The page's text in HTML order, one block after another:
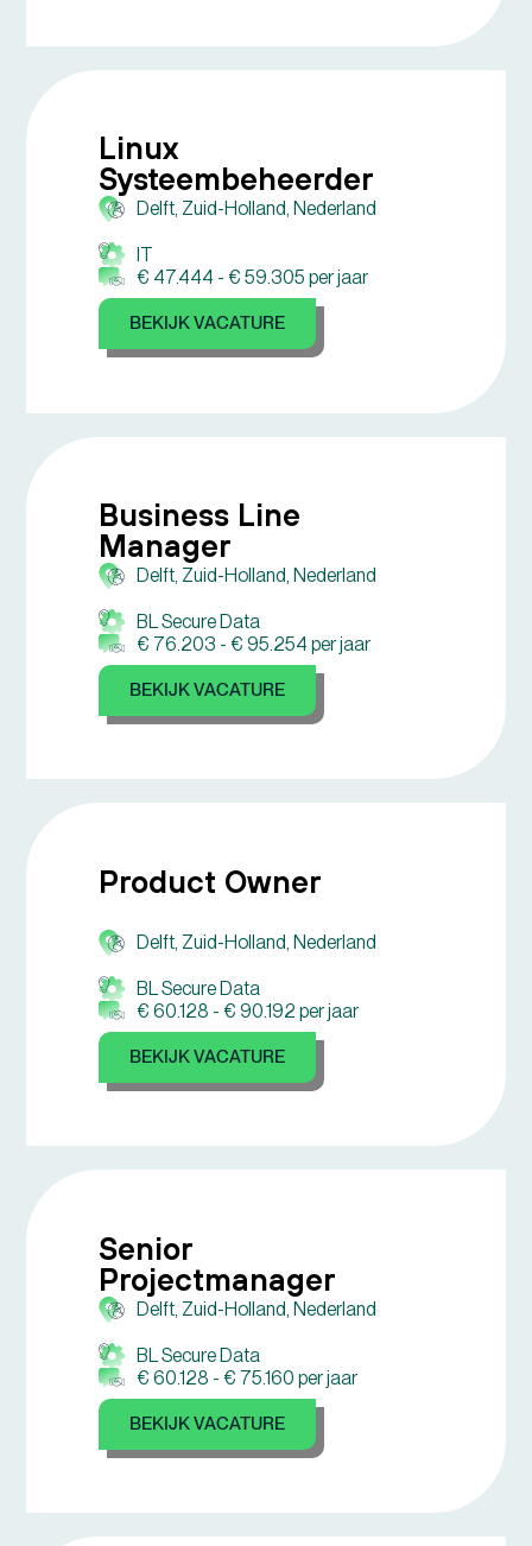
Linux
Systeembeheerder
Delft, Zuid-Holland, Nederland
IT
€ 47.444 - € 59.305 per jaar
BEKIJK VACATURE
Business Line
Manager
Delft, Zuid-Holland, Nederland
BL Secure Data
€ 76.203 - € 95.254 per jaar
BEKIJK VACATURE
Product Owner
Delft, Zuid-Holland, Nederland
BL Secure Data
€ 60.128 - € 90.192 per jaar
BEKIJK VACATURE
Senior
Projectmanager
Delft, Zuid-Holland, Nederland
BL Secure Data
€ 60.128 - € 75.160 per jaar
BEKIJK VACATURE